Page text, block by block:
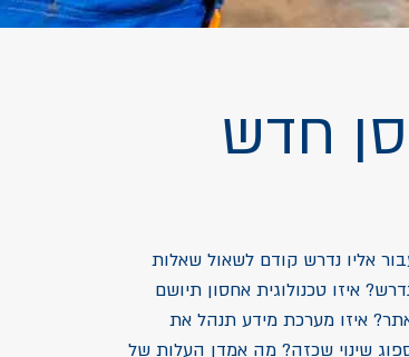
חדש
אליו נדרש קודם לשאול שאלות
איזו טכנולוגית אחסון תיושם
איזו מערכת מידע תנהל את
שינוי שכזה? מה אמדן העלות של